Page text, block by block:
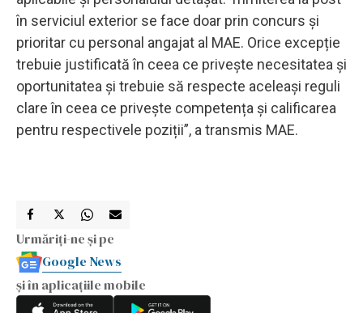
în serviciul exterior se face doar prin concurs și
prioritar cu personal angajat al MAE. Orice excepție
trebuie justificată în ceea ce privește necesitatea și
oportunitatea și trebuie să respecte aceleași reguli
clare în ceea ce privește competența și calificarea
pentru respectivele poziții”, a transmis MAE.
Urmăriți-ne și pe
Google News
și în aplicațiile mobile